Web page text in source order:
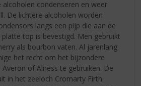
alcoholen condenseren en weer
De lichtere alcoholen worden
langs een pijp die aan de
top is bevestigd. Men gebruikt
als bourbon vaten. Al jarenlang
het recht om het bijzondere
of Alness te gebruiken. De
in het zeeloch Cromarty Firth